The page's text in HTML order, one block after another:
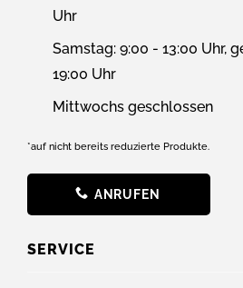
Uhr
Samstag: 9:00 - 13:00 Uhr,
19:00 Uhr
Mittwochs geschlossen
*auf nicht bereits reduzierte Produkte.
ANRUFEN
SERVICE